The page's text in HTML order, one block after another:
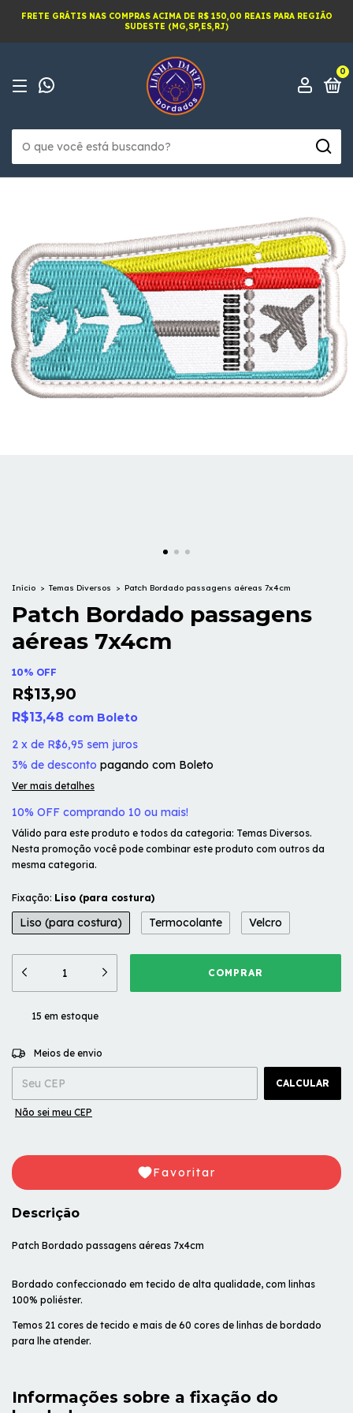
FRETE GRÁTIS NAS COMPRAS ACIMA DE R$ 150,00 REAIS PARA REGIÃO
SUDESTE (MG,SP,ES,RJ)
0
Início > Temas Diversos > Patch Bordado passagens aéreas 7x4cm
Patch Bordado passagens
aéreas 7x4cm
10% OFF
R$13,90
R$13,48 com Boleto
2 x de R$6,95 sem juros
3% de desconto pagando com Boleto
Ver mais detalhes
10% OFF comprando 10 ou mais!
Válido para este produto e todos da categoria: Temas Diversos.
Nesta promoção você pode combinar este produto com outros da
mesma categoria.
Fixação: Liso (para costura)
Liso (para costura) Termocolante Velcro
15 em estoque
Entregas para o CEP:
Meios de envio
CALCULAR
Não sei meu CEP
Favoritar
Descrição
Patch Bordado passagens aéreas 7x4cm
Bordado confeccionado em tecido de alta qualidade, com linhas
100% poliéster.
Temos 21 cores de tecido e mais de 60 cores de linhas de bordado
para lhe atender.
Informações sobre a fixação do